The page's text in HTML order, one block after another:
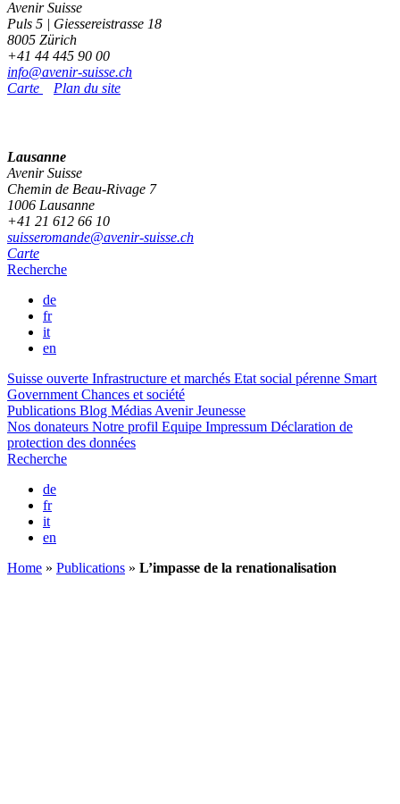
Avenir Suisse
Puls 5 | Giessereistrasse 18
8005 Zürich
+41 44 445 90 00
info@avenir-suisse.ch
Carte
Plan du site
Lausanne
Avenir Suisse
Chemin de Beau-Rivage 7
1006 Lausanne
+41 21 612 66 10
suisseromande@avenir-suisse.ch
Carte
Recherche
de
fr
it
en
Suisse ouverte Infrastructure et marchés Etat social pérenne Smart
GovernmentChances et société
Publications Blog MédiasAvenir Jeunesse
Nos donateurs Notre profil Equipe Impressum Déclaration de
protection des données
Recherche
de
fr
it
en
Home » Publications » L’impasse de la renationalisation